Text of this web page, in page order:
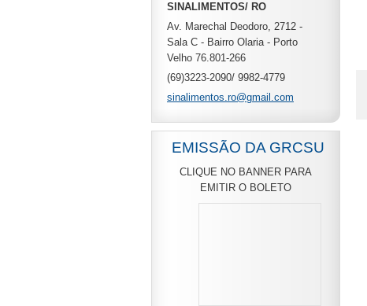
SINALIMENTOS/ RO
Av. Marechal Deodoro, 2712 -
Sala C - Bairro Olaria - Porto
Velho 76.801-266
(69)3223-2090/ 9982-4779
sinalimentos.ro@gmail.com
EMISSÃO DA GRCSU
CLIQUE NO BANNER PARA
EMITIR O BOLETO